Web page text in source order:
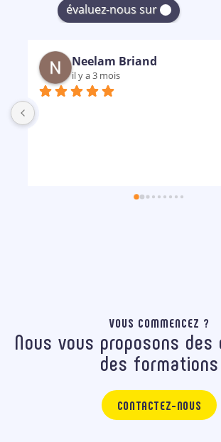
évaluez-nous sur
Neelam Briand
il y a 3 mois
VOUS COMMENCEZ ?
Nous vous proposons
des formations
CONTACTEZ-NOUS